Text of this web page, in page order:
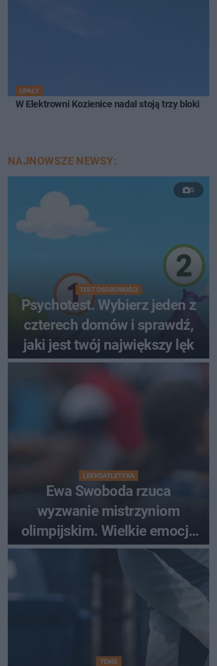
UPAŁY
W Elektrowni Kozienice nadal stoją trzy bloki
NAJNOWSZE NEWSY:
5
TEST OSOBOWOŚCI
Psychotest. Wybierz jeden z
czterech domów i sprawdź,
jaki jest twój największy lęk
LEKKOATLETYKA
Ewa Swoboda rzuca
wyzwanie mistrzyniom
olimpijskim. Wielkie emocje
podczas Silesia Memoriału
Kamili Skolimowskiej
TENIS